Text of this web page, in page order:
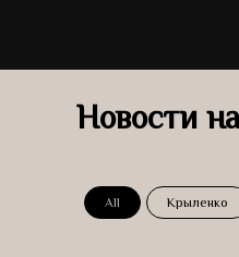
Новости
All Крыленко